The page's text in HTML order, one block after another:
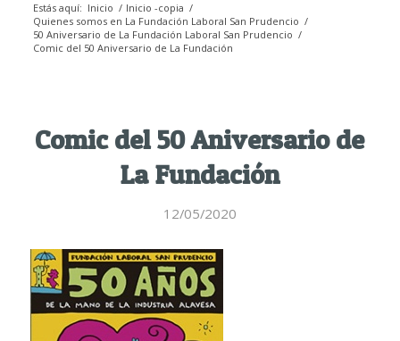
Estás aquí: Inicio / Inicio -copia /
Quienes somos en La Fundación Laboral San Prudencio /
50 Aniversario de La Fundación Laboral San Prudencio /
Comic del 50 Aniversario de La Fundación
Comic del 50 Aniversario de
La Fundación
12/05/2020